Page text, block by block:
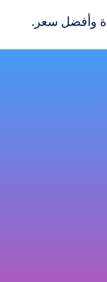
وأفضل سعر.